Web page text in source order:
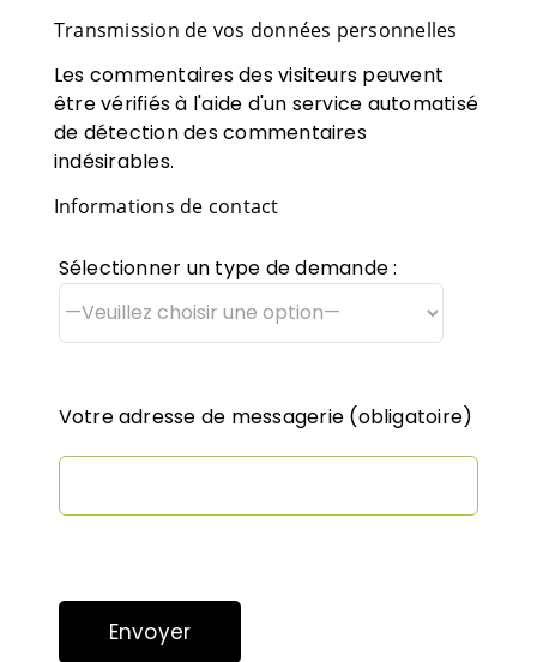
Transmission de vos données personnelles
Les commentaires des visiteurs peuvent
être vérifiés à l'aide d'un service automatisé
de détection des commentaires
indésirables.
Informations de contact
Sélectionner un type de demande :
Votre adresse de messagerie (obligatoire)